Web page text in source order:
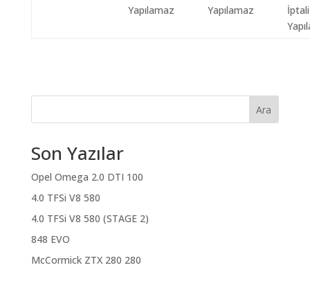
Yapılamaz
Yapılamaz
İptali
Ara
Son Yazılar
Opel Omega 2.0 DTI 100
4.0 TFSi V8 580
4.0 TFSi V8 580 (STAGE 2)
848 EVO
McCormick ZTX 280 280